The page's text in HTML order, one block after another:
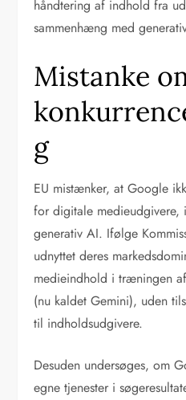
håndtering af indhold fra
sammenhæng med
Mistanke
g
EU mistænker, at Google
for digitale
generativ AI. Ifølge
udnyttet deres
medieindhold i træningen
(nu kaldet Gemini), uden
til indholdsudgivere.
Desuden undersøges, om
egne tjenester i